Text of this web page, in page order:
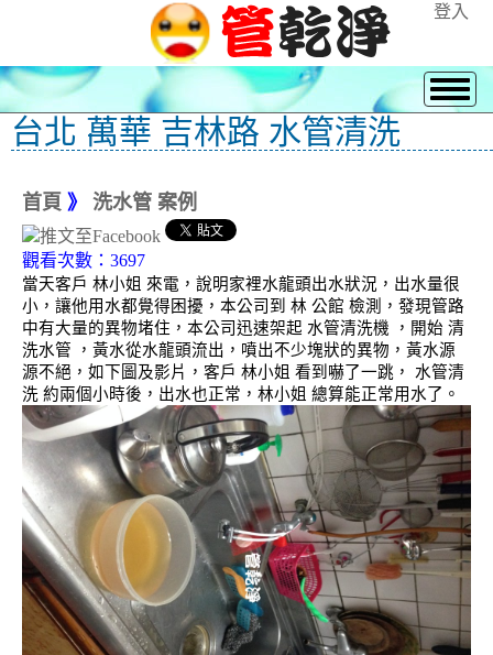
登入
台北 萬華 吉林路 水管清洗
首頁 》 洗水管 案例
觀看次數：3697
當天客戶 林小姐 來電，說明家裡水龍頭出水狀況，出水量很
小，讓他用水都覺得困擾，本公司到 林 公館 檢測，發現管路
中有大量的異物堵住，本公司迅速架起 水管清洗機 ，開始 清
洗水管 ，黃水從水龍頭流出，噴出不少塊狀的異物，黃水源
源不絕，如下圖及影片，客戶 林小姐 看到嚇了一跳， 水管清
洗 約兩個小時後，出水也正常，林小姐 總算能正常用水了。